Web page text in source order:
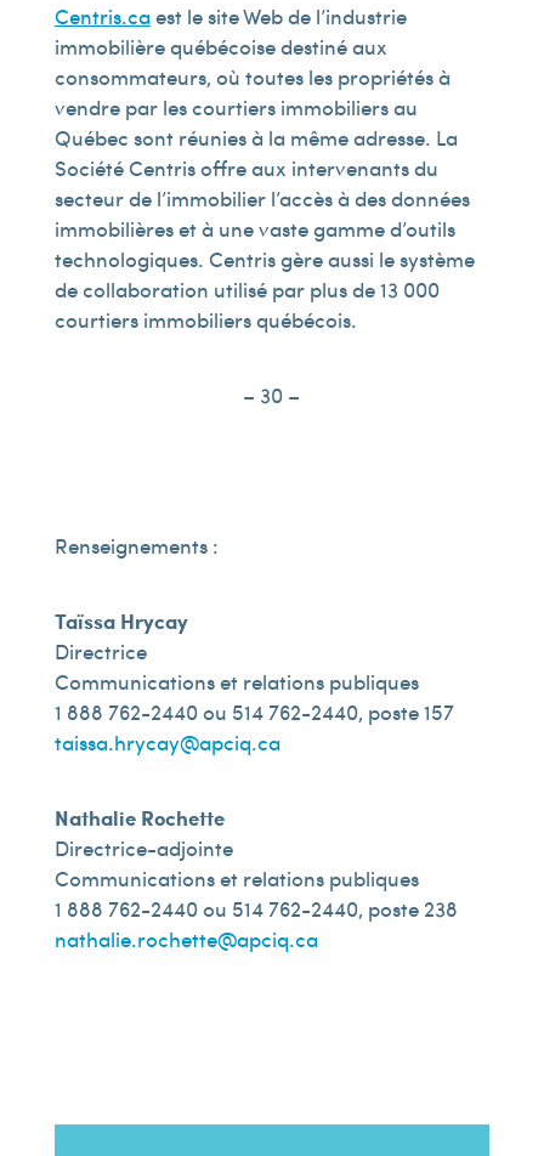
Centris.caest le site Web de l’industrie
immobilière québécoise destiné aux
consommateurs, où toutes les propriétés à
vendre par les courtiers immobiliers au
Québec sont réunies à la même adresse. La
Société Centris offre aux intervenants du
secteur de l’immobilier l’accès à des données
immobilières et à une vaste gamme d’outils
technologiques. Centris gère aussi le système
de collaboration utilisé par plus de 13 000
courtiers immobiliers québécois.
– 30 –
Renseignements :
Taïssa Hrycay
Directrice
Communications et relations publiques
1 888 762-2440 ou 514 762-2440, poste 157
taissa.hrycay@apciq.ca
Nathalie Rochette
Directrice-adjointe
Communications et relations publiques
1 888 762-2440 ou 514 762-2440, poste 238
nathalie.rochette@apciq.ca